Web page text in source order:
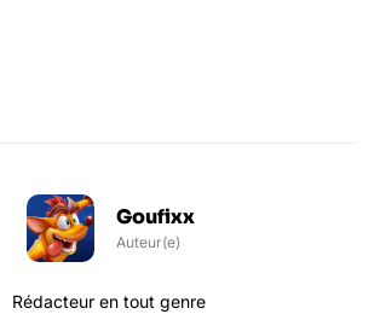
Goufixx
Auteur(e)
Rédacteur en tout genre